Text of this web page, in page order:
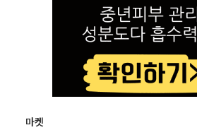
마켓